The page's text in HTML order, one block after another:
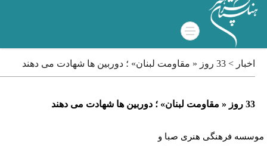
اخبار > 33 روز « مقاومت لبنان» ؛ دوربین ها شهادت می دهند
33 روز « مقاومت لبنان» ؛ دوربین ها شهادت می دهند
فرهنگی هنری صبا و